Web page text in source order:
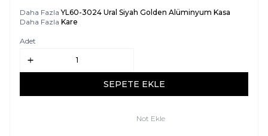
Daha FazlaYL60-3024 Ural Siyah Golden Alüminyum Kasa
Daha Fazla Kare
Adet
SEPETE EKLE
Not Ekle